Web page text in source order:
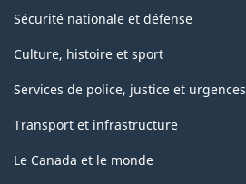
Sécurité nationale et défense
Culture, histoire et sport
Services de police, justice et urgences
Transport et infrastructure
Le Canada et le monde